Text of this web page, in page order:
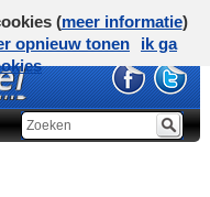
(meer informatie)
opnieuw tonen
ik ga